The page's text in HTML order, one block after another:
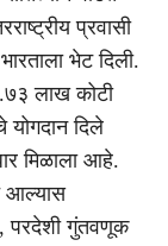
प्रवासी
भेट दिली.
लाख कोटी
दिले
मिळाला आहे.
आल्यास
परदेशी गुंतवणूक